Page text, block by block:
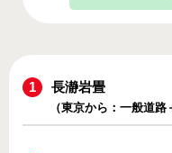
長瀞岩畳
（東京から：一般道路